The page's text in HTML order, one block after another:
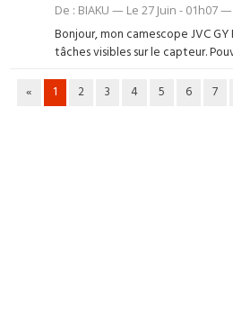
De : BIAKU — Le 27 Juin - 01h07 —
Bonjour, mon camescope JVC
tâches visibles sur le capteur.
« 1 2 3 4 5 6 7